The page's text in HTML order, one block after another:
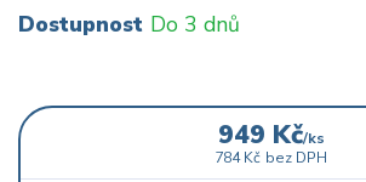
Dostupnost Do 3 dnů
949 Kč/ks
784 Kč bez DPH